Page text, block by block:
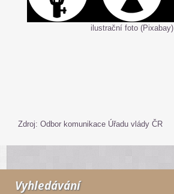
ilustrační foto (Pixabay)
Zdroj: Odbor komunikace Úřadu vlády ČR
Vyhledávání